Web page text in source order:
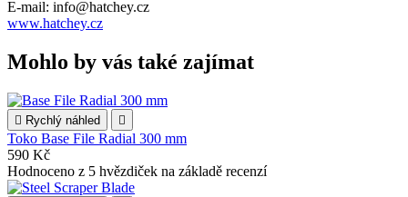
E-mail: info@hatchey.cz
www.hatchey.cz
Mohlo by vás také zajímat
 Rychlý náhled 
Toko Base File Radial 300 mm
590 Kč
Hodnoceno z 5 hvězdiček na základě recenzí